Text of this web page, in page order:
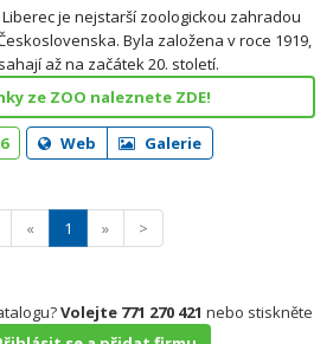
je nejstarší zoologickou zahradou
Byla založena v roce 1919,
až na začátek 20. století.
ze ZOO naleznete ZDE!
Web Galerie
« 1 » >
Volejte 771 270 421 nebo stiskněte